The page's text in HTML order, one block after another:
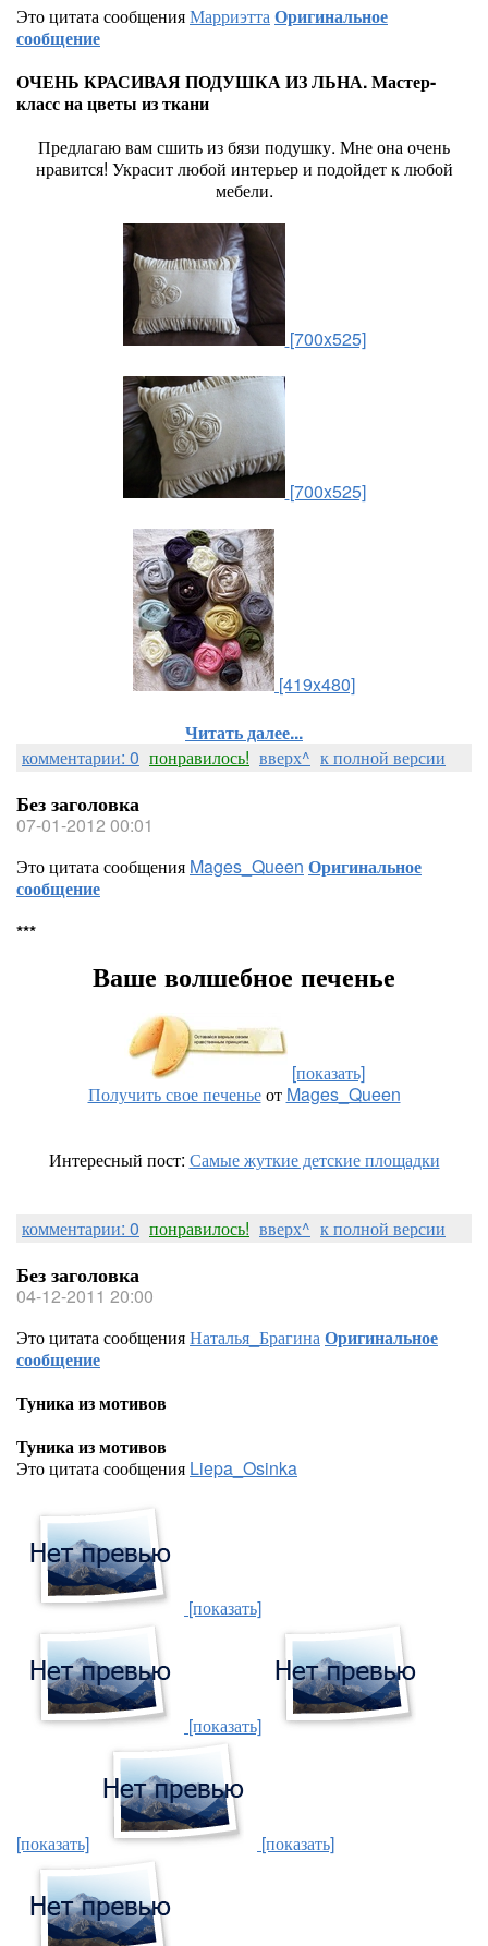
Это цитата сообщенияМарриэттаОригинальное
сообщение
ОЧЕНЬ КРАСИВАЯ ПОДУШКА ИЗ ЛЬНА. Мастер-
класс на цветы из ткани
Предлагаю вам сшить из бязи подушку. Мне она очень
нравится! Украсит любой интерьер и подойдет к любой
мебели.
[700x525]
[700x525]
[419x480]
Читать далее...
комментарии: 0 понравилось! вверх^ к полной версии
Без заголовка
07-01-2012 00:01
Это цитата сообщения Mages_Queen Оригинальное
сообщение
***
Ваше волшебное печенье
[показать]
Получить свое печеньеот Mages_Queen
Интересный пост: Самые жуткие детские площадки
комментарии: 0 понравилось! вверх^ к полной версии
Без заголовка
04-12-2011 20:00
Это цитата сообщенияНаталья_БрагинаОригинальное
сообщение
Туника из мотивов
Туника из мотивов
Это цитата сообщения Liepa_Osinka
[показать]
[показать]
[показать] [показать]